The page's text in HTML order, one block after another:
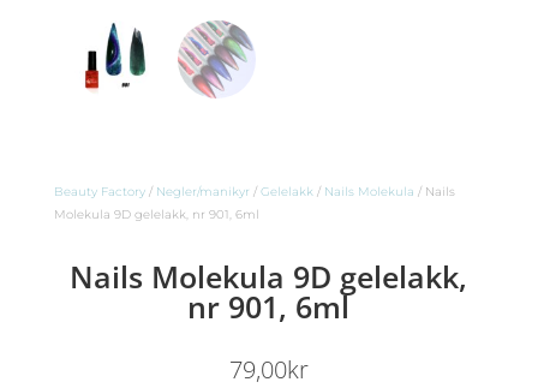
Beauty Factory/ Negler/manikyr / Gelelakk/ Nails Molekula / Nails
Molekula 9D gelelakk, nr 901, 6ml
Nails Molekula 9D gelelakk,
nr 901, 6ml
79,00kr